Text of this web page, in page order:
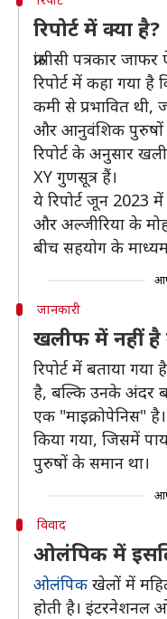
रिपोर्ट में क्या है?
फ्रांसीसी पत्रकार
रिपोर्ट में कहा गया
कमी से प्रभावित थी,
और आनुवंशिक पुरुषों
रिपोर्ट के अनुसार
XY गुणसूत्र हैं।
ये रिपोर्ट जून 2023 में
और अल्जीरिया के
बीच सहयोग के
जानकारी
खलीफ में नहीं है
रिपोर्ट में बताया
है, बल्कि उनके अंदर
एक "माइक्रोपेनिस"
किया गया, जिसमें
पुरुषों के समान था।
विवाद
ओलंपिक में
ओलंपिक खेलों में
होती है। इंटरनेशनल